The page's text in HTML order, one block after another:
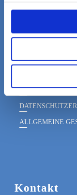
IMPRESSUM
ALLGEMEINE
Kontakt